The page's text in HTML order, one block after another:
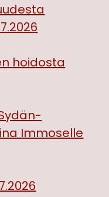
hoidosta
Immoselle